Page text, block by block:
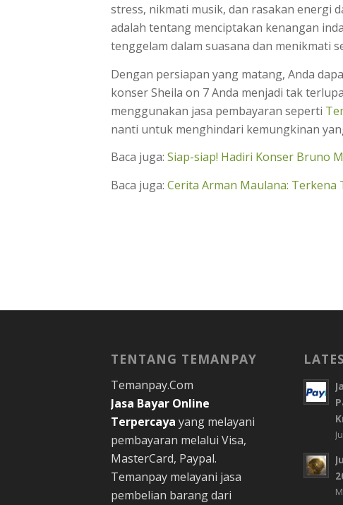
stress, nikmati musik, dan rasakan energi
adalah tentang menciptakan kenangan
tenggelam dalam suasana dan menikmati
Dengan persiapan yang matang, Anda
konser Sheila on 7 Anda menjadi tak
menggunakan jasa pembayaran seperti
nanti untuk menghindari kemungkinan
Baca juga: Siap-siap! Hadiri Konser Bruno
Baca juga: Cerita Arman Maulana:
TENTANG TEMANPAY
Temanpay.Com
Jasa Bayar Online
Terpercaya yang melayani
pembayaran melalui Visa,
MasterCard, Paypal.
Temanpay melayani jasa
pembelian barang dari